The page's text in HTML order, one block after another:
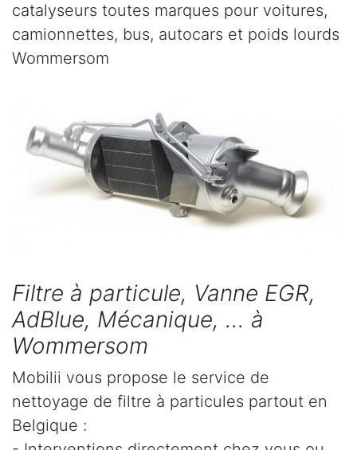
catalyseurs toutes marques pour voitures,
camionnettes, bus, autocars et poids lourds
Wommersom
Filtre à particule, Vanne EGR,
AdBlue, Mécanique, ... à
Wommersom
Mobilii vous propose le service de
nettoyage de filtre à particules partout en
Belgique :